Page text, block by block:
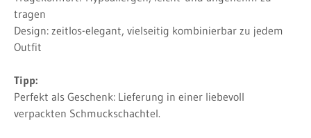
tragen
Design: zeitlos-elegant, vielseitig kombinierbar zu jedem
Outfit
Tipp:
Perfekt als Geschenk: Lieferung in einer liebevoll
verpackten Schmuckschachtel.